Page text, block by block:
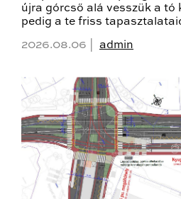
újra górcső alá vesszük a tó
pedig a te friss
2026.08.06 | admin